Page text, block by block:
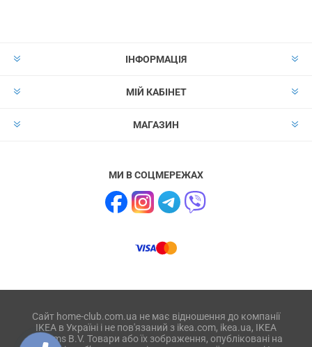
ІНФОРМАЦІЯ
МІЙ КАБІНЕТ
МАГАЗИН
МИ В СОЦМЕРЕЖАХ
Сайт home-club.com.ua не має відношення до компанії
IKEA в Україні і не пов'язаний з ikea.com, ikea.ua, IKEA
Systems B.V. Товари або їх зображення, опубліковані на